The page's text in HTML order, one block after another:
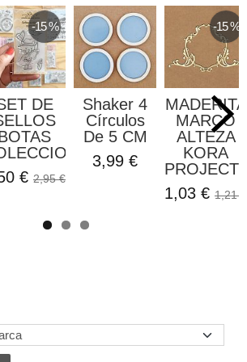
-15 %
DE
€ 2,95 €
Shaker 4
Círculos
De 5 CM
3,99 €
-15 %
MADERITA
MARCO
ALTEZA
KORA
1,03 € 1,21 €